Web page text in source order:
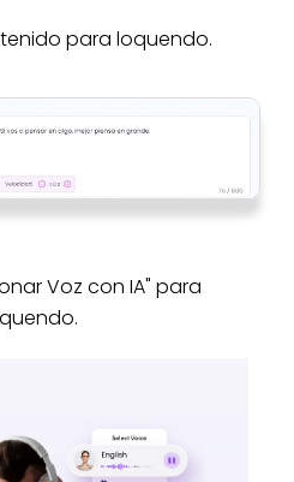
para loquendo.
Voz con IA" para